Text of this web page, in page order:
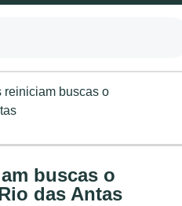
reiniciam buscas o
buscas o
das Antas